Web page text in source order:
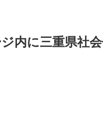
内に三重県社